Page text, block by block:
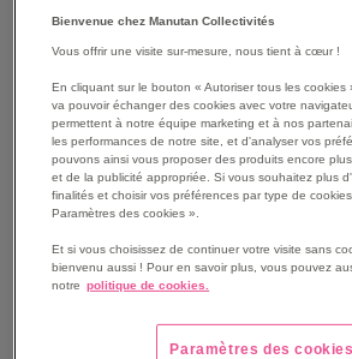
980mm KL-4007-411
138,75 €
166,50 € TTC
AJOUTER
AUX
VOIR
Pistol
117,00
Bienvenue chez Manutan Collectivités
Vous offrir une visite sur-mesure, nous tient à cœur !
En cliquant sur le bouton « Autoriser tous les cookies
va pouvoir échanger des cookies avec votre
permettent à notre équipe marketing et à nos
les performances de notre site, et d'analyser vos
pouvons ainsi vous proposer des produits encore
et de la publicité appropriée. Si vous souhaitez plus
finalités et choisir vos préférences par type de
Paramètres des cookies ».
Et si vous choisissez de continuer votre visite sans
bienvenu aussi ! Pour en savoir plus, vous pouvez
notre politique de cookies.
Paramètres des cookies